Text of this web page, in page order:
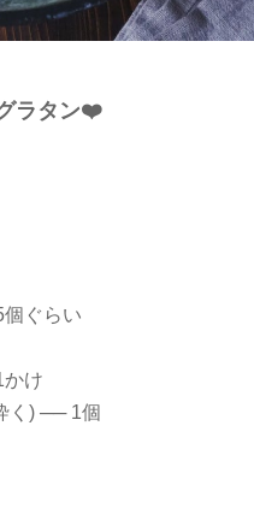
ラタン❤️
個ぐらい
け
く) ── 1個